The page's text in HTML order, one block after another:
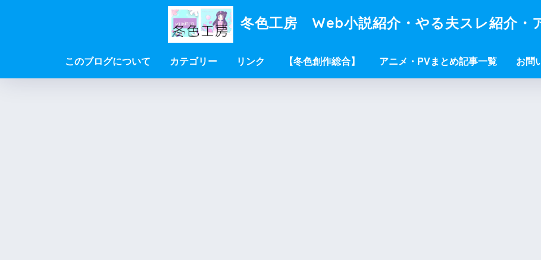
冬色工房 Web小説紹介・やる夫スレ紹介・
このブログについて カテゴリー リンク 【冬色創作総合】 アニメ・PVまとめ記事一覧 お問